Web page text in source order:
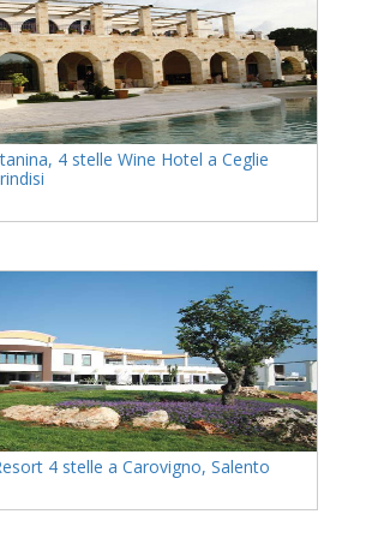
4 stelle Wine Hotel a Ceglie
4 stelle a Carovigno, Salento